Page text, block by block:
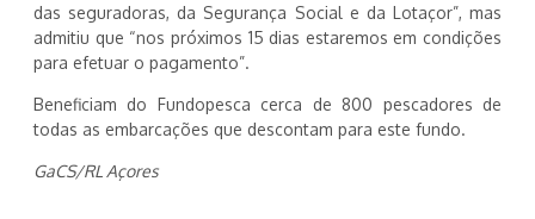
das seguradoras, da Segurança Social e da Lotaçor”, mas
admitiu que “nos próximos 15 dias estaremos em condições
para efetuar o pagamento”.
Beneficiam do Fundopesca cerca de 800 pescadores de
todas as embarcações que descontam para este fundo.
GaCS/RL Açores